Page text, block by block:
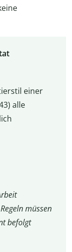
einer
alle
müssen
befolgt